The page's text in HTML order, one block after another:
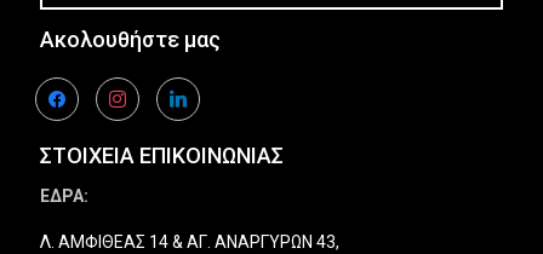
Ακολουθήστε μας
facebookinstagramlinkedin
ΣΤΟΙΧΕΙΑ ΕΠΙΚΟΙΝΩΝΙΑΣ
ΕΔΡΑ:
Λ. ΑΜΦΙΘΕΑΣ 14 & ΑΓ. ΑΝΑΡΓΥΡΩΝ 43,